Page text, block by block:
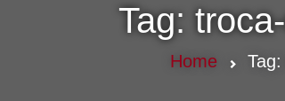
Tag:
Home Tag: